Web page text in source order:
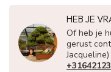
HEB JE
Of heb je
gerust